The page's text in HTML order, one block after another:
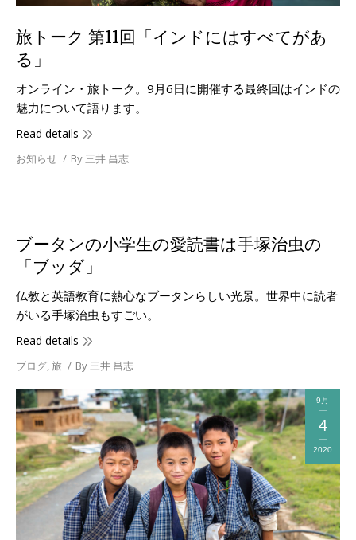
旅トーク 第11回「インドにはすべてがあ
る」
オンライン・旅トーク。9月6日に開催する最終回はインドの
魅力について語ります。
Read details
お知らせ By 三井 昌志
ブータンの小学生の愛読書は手塚治虫の
「ブッダ」
仏教と英語教育に熱心なブータンらしい光景。世界中に読者
がいる手塚治虫もすごい。
Read details
ブログ,旅 By 三井 昌志
9月
4
2020